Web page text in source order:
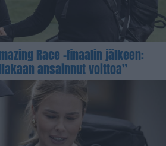
Race -finaalin jälkeen:
ansainnut voittoa”